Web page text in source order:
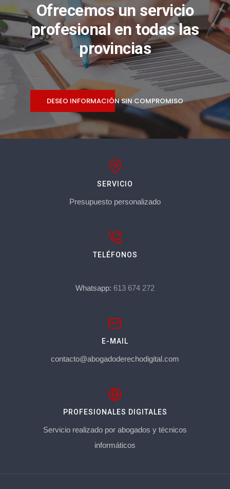
Ofrecemos un servicio
profesional en todas las
provincias
DESEO INFORMACIÓN SIN COMPROMISO
SERVICIO
Presupuesto personalizado
TELÉFONOS
Whatsapp: 613 674 272
E-MAIL
contacto@abogadoderechodigital.com
PROFESIONALES DIGITALES
Servicio realizado por abogados y técnicos
informáticos